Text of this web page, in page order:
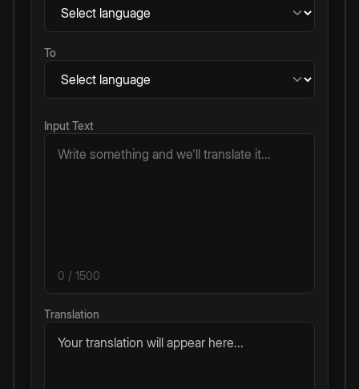
To
Input Text
0 / 1500
Translation
Your translation will appear here...